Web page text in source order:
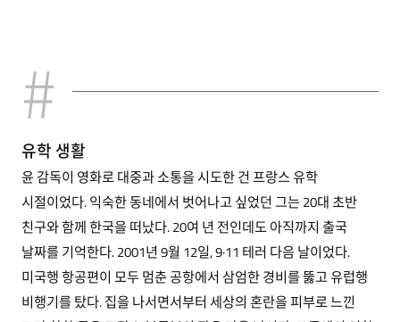
유학 생활
윤 감독이 영화로 대중과 소통을 시도한 건 프랑스 유학
시절이었다. 익숙한 동네에서 벗어나고 싶었던 그는 20대 초반
친구와 함께 한국을 떠났다. 20여 년 전인데도 아직까지 출국
날짜를 기억한다. 2001년 9월 12일, 9·11 테러 다음 날이었다.
미국행 항공편이 모두 멈춘 공항에서 삼엄한 경비를 뚫고 유럽행
비행기를 탔다. 집을 나서면서부터 세상의 혼란을 피부로 느낀